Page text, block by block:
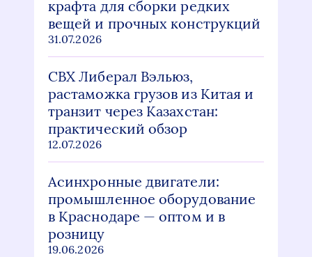
крафта для сборки редких
вещей и прочных конструкций
31.07.2026
СВХ Либерал Вэльюз,
растаможка грузов из Китая и
транзит через Казахстан:
практический обзор
12.07.2026
Асинхронные двигатели:
промышленное оборудование
в Краснодаре — оптом и в
розницу
19.06.2026